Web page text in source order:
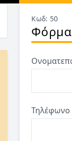
Κωδ: 50
Φόρμα
Τηλέφωνο